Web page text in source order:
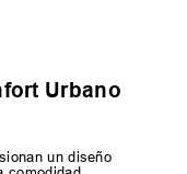
Urbano
un diseño